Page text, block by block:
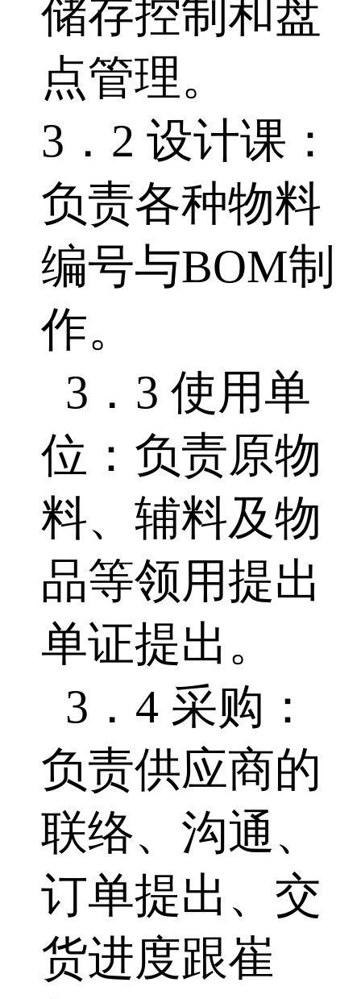
储存控制和盘
点管理。
3．2 设计课：
负责各种物料
编号与BOM制
作。
3．3 使用单
位：负责原物
料、辅料及物
品等领用提出
单证提出。
3．4 采购：
负责供应商的
联络、沟通、
订单提出、交
货进度跟崔